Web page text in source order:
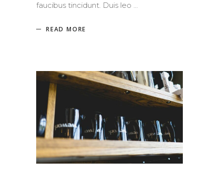
faucibus tincidunt. Duis leo
READ MORE